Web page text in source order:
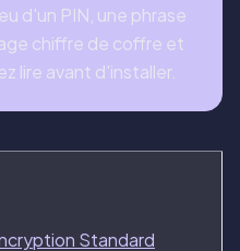
d'un PIN, une phrase
chiffre de coffre et
lire avant d'installer.
Standard